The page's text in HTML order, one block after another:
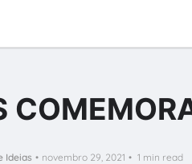
Ideias • novembro 29, 2021 • 1 min read